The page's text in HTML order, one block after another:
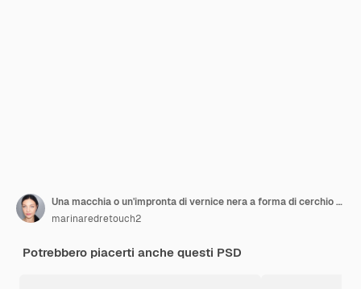
Una macchia o un'impronta di vernice nera a forma di cerchio su uno sfondo bianco
marinaredretouch2
Potrebbero piacerti anche questi PSD